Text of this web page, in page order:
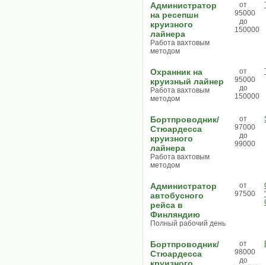
Администратор
на ресепшн
круизного
лайнера
Работа вахтовым
методом
от
95000
до
150000
Охранник на
круизный лайнер
Работа вахтовым
методом
от
95000
до
150000
Бортпроводник/
Стюардесса
круизного
лайнера
Работа вахтовым
методом
от
97000
до
99000
Администратор
автобусного
рейса в
Финляндию
Полный рабочий день
от
97500
Бортпроводник/
Стюардесса
от
98000
до